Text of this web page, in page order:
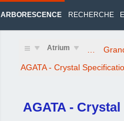
ARBORESCENCE RECHERCHE
Atrium …
AGATA - Crystal
AGATA -